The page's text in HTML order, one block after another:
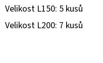
Velikost L150: 5 kusů
Velikost L200: 7 kusů
M
E